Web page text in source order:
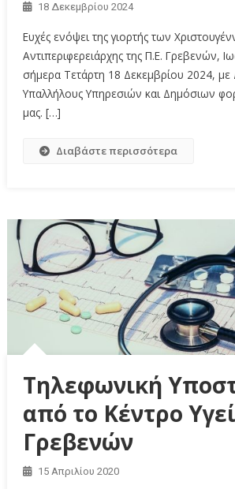
18 Δεκεμβρίου 2024
Ευχές ενόψει της γιορτής των
Αντιπεριφερειάρχης της Π.Ε. Γρεβενών,
σήμερα Τετάρτη 18 Δεκεμβρίου 2024, με
Υπαλλήλους Υπηρεσιών και Δημόσιων
μας. […]
Διαβάστε περισσότερα
Τηλεφωνική
από το Κέντρο
Γρεβενών
15 Απριλίου 2020